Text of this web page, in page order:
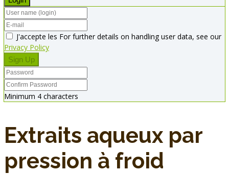
J'accepte les For further details on handling user data, see our
Privacy Policy
Minimum 4 characters
Extraits aqueux par
pression à froid